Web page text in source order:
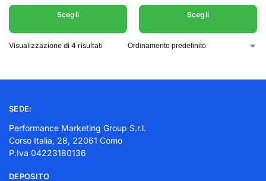
Scegli Scegli
Visualizzazione di 4 risultati
SEDE:
Performance Marketing Group S.r.l.
Corso Italia, 28, 22061 Como
P.Iva 04223180136
DEPOSITO